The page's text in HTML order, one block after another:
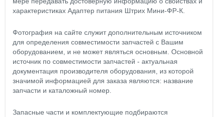
характеристиках Адаптер питания Штрих Мини-ФР-К.
Фотография на сайте служит дополнительным источником
для определения совместимости запчастей с Вашим
оборудованием, и не может являться основным. Основной
источник по совместимости запчастей - актуальная
документация производителя оборудования, из которой
значимой информацией для заказа являются: название
запчасти и каталожный номер.
Запасные части и комплектующие подбираются